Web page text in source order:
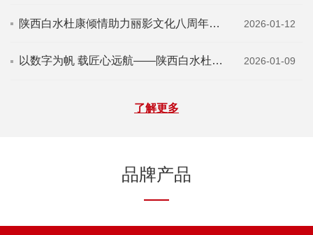
陕西白水杜康倾情助力丽影文化八周年庆典圆... 2026-01-12
以数字为帆 载匠心远航——陕西白水杜康以1... 2026-01-09
了解更多
品牌产品